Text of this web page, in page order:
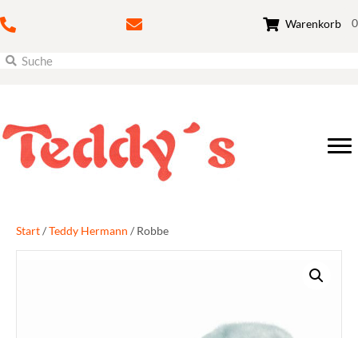
Warenkorb 0
Start/Teddy Hermann / Robbe